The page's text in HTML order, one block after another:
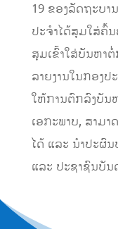
19 ຂອງລັດຖະບ
ປະຈຳໄດ້ສຸມໃສ່ຄົ້
ສຸມເຂົ້າໃສ່ບັນຫາ
ລາຍງານໃນກອງ
ໃຫ້ການຕົກລົງບັນ
ເອກະພາບ, ສາມ
ໄດ້ ແລະ ນຳປະຜົ
ແລະ ປະຊາຊົນບັນ